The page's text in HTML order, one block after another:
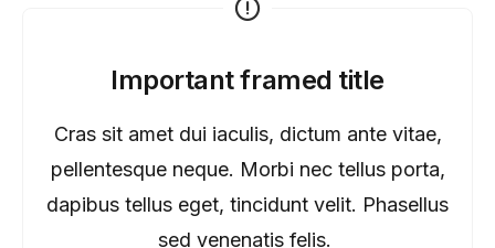
Important framed title
Cras sit amet dui iaculis, dictum ante vitae,
pellentesque neque. Morbi nec tellus porta,
dapibus tellus eget, tincidunt velit. Phasellus
sed venenatis felis.